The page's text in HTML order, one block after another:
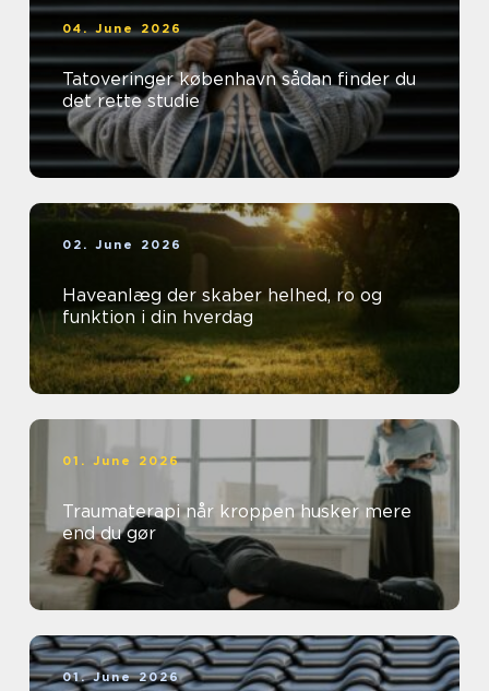
04. June 2026
Tatoveringer københavn sådan finder du
det rette studie
02. June 2026
Haveanlæg der skaber helhed, ro og
funktion i din hverdag
01. June 2026
Traumaterapi når kroppen husker mere
end du gør
01. June 2026